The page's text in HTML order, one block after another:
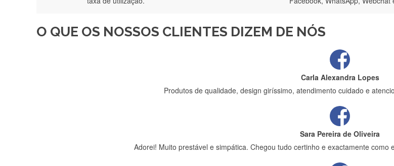
O QUE OS NOSSOS CLIENTES DIZEM DE NÓS
Recebi a minha encomenda, rápida entrega e vinha muito bem protegida para
Carla Alexandra Lopes
Produtos de qualidade, design giríssimo, atendimento cuidado e
Sara Pereira de Oliveira
Adorei! Muito prestável e simpática. Chegou tudo certinho e exactamente